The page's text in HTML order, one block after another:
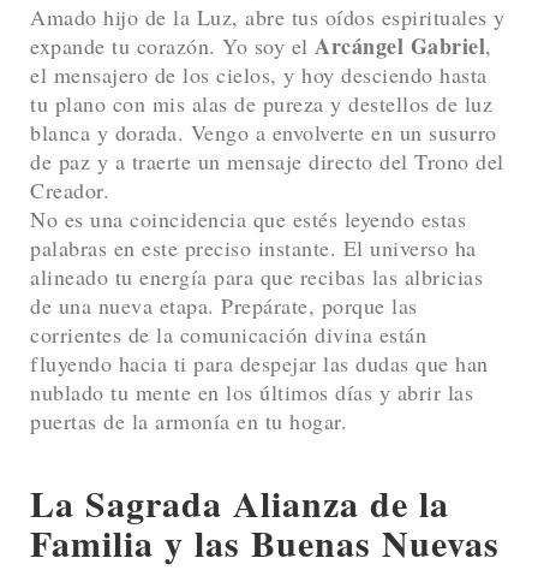
Amado hijo de la Luz, abre tus oídos espirituales y
expande tu corazón. Yo soy el Arcángel Gabriel,
el mensajero de los cielos, y hoy desciendo hasta
tu plano con mis alas de pureza y destellos de luz
blanca y dorada. Vengo a envolverte en un susurro
de paz y a traerte un mensaje directo del Trono del
Creador.
No es una coincidencia que estés leyendo estas
palabras en este preciso instante. El universo ha
alineado tu energía para que recibas las albricias
de una nueva etapa. Prepárate, porque las
corrientes de la comunicación divina están
fluyendo hacia ti para despejar las dudas que han
nublado tu mente en los últimos días y abrir las
puertas de la armonía en tu hogar.
La Sagrada Alianza de la
Familia y las Buenas Nuevas